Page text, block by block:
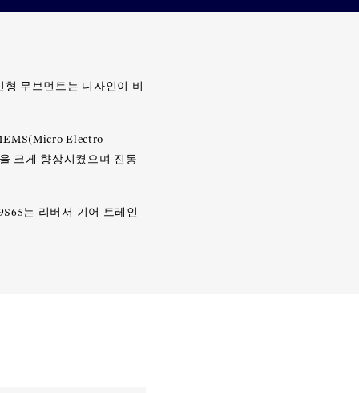
무브먼트는 디자인이 비
Electro
크게 향상시켰으며 진동
는 리버서 기어 트레인